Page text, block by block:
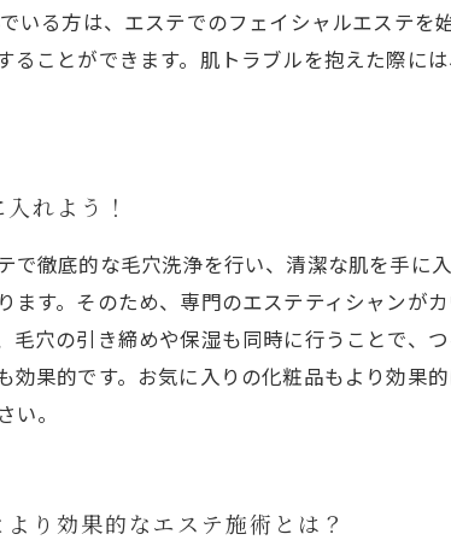
いる方は、エステでのフェイシャルエステ
ることができます。肌トラブルを抱えた際に
れよう！
で徹底的な毛穴洗浄を行い、清潔な肌を手に
ます。そのため、専門のエステティシャンが
毛穴の引き締めや保湿も同時に行うことで、
効果的です。お気に入りの化粧品もより効果
。
り効果的なエステ施術とは？